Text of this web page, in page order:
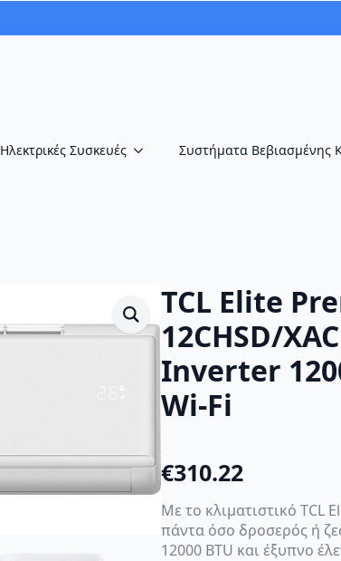
Ηλεκτρικές Συσκευές Συστήματα Βεβιασμένης
TCL Elite
12CHSD/
Inverter
Wi-Fi
€310.22
Με το κλιματιστικό TCL
πάντα όσο δροσερός ή
12000 BTU και έξυπνο